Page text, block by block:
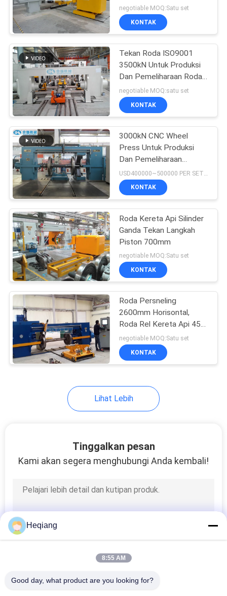
Otomatis
negotiable MOQ:Satu set
KONTAK
Tekan Roda ISO9001
3500kN Untuk Produksi
Dan Pemeliharaan Roda
Gerobak Pertambangan
negotiable MOQ:satu set
KONTAK
3000kN CNC Wheel
Press Untuk Produksi
Dan Pemeliharaan
Wheelset Wagon
KONTAK
Roda Kereta Api Silinder
Ganda Tekan Langkah
Piston 700mm
negotiable MOQ:Satu set
KONTAK
Roda Persneling
2600mm Horisontal,
Roda Rel Kereta Api 450
Ton
negotiable MOQ:Satu set
KONTAK
Lihat Lebih
Tinggalkan pesan
Kami akan segera menghubungi Anda kembali!
Heqiang
8:55 AM
Good day, what product are you looking for?